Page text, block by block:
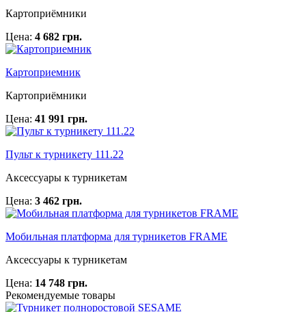
Картоприёмники
Цена: 4 682 грн.
Картоприемник
Картоприёмники
Цена: 41 991 грн.
Пульт к турникету 111.22
Аксессуары к турникетам
Цена: 3 462 грн.
Мобильная платформа для турникетов FRAME
Аксессуары к турникетам
Цена: 14 748 грн.
Рекомендуемые товары